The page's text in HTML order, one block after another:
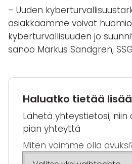
– Uuden
asiakkaamme voivat
kyberturvallisuuden jo
sanoo Markus Sandgren,
Haluatko tietää
Lähetä yhteystietosi,
pian yhteyttä
Miten voimme olla